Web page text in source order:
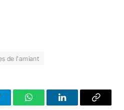
de l'amiant
WhatsAppLinkedInCopy